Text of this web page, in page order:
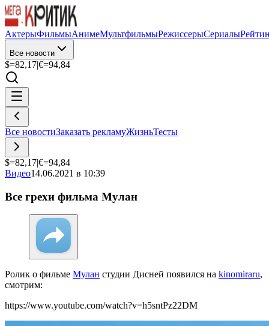
АктерыФильмыАнимеМультфильмыРежиссерыСериалы
Все новости
$=82,17|€=94,84
Все новостиЗаказать рекламуЖизньТесты
$=82,17|€=94,84
Видео14.06.2021 в 10:39
Все грехи фильма Мулан
Ролик о фильме Мулан студии Дисней появился на kinomiraru,
смотрим:
https://www.youtube.com/watch?v=h5sntPz22DM